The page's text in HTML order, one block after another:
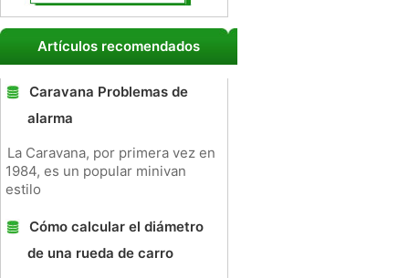
Artículos recomendados
Caravana Problemas de
alarma
La Caravana, por primera vez en
1984, es un popular minivan
estilo
Cómo calcular el diámetro
de una rueda de carro